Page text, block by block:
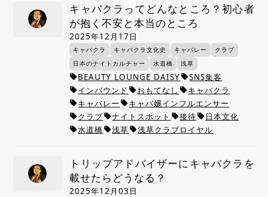
キャバクラってどんなところ？初心者
が抱く不安と本当のところ
2025年12月17日
キャバクラ キャバクラ文化史 キャバレー
クラブ
日本のナイトカルチャー
水道橋 浅草
local_offerBEAUTY LOUNGE DAISY local_offerSNS集客
local_offerインバウンド local_offerおもてなし local_offerキャバクラ
local_offerキャバレー local_offerキャバ嬢インフルエンサー
local_offerクラブ local_offerナイトスポット local_offer接待 local_offer 日本文化
local_offer水道橋 local_offer浅草 local_offer浅草クラブロイヤル
トリップアドバイザーにキャバクラを
載せたらどうなる？
2025年12月03日